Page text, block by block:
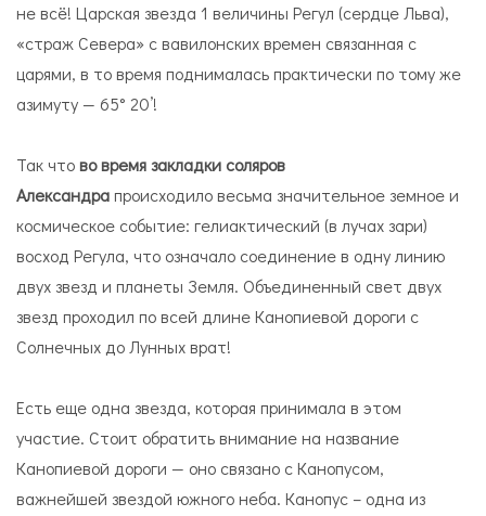
не всё! Царская звезда 1 величины Регул (сердце Льва),
«страж Севера» с вавилонских времен связанная с
царями, в то время поднималась практически по тому же
азимуту — 65° 20’!
Так чтово время закладки соляров
Александрапроисходило весьма значительное земное и
космическое событие: гелиактический (в лучах зари)
восход Регула, что означало соединение в одну линию
двух звезд и планеты Земля. Объединенный свет двух
звезд проходил по всей длине Канопиевой дороги с
Солнечных до Лунных врат!
Есть еще одна звезда, которая принимала в этом
участие. Стоит обратить внимание на название
Канопиевой дороги — оно связано с Канопусом,
важнейшей звездой южного неба. Канопус – одна из